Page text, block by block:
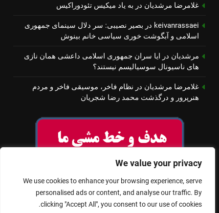
We value your privacy
We use cookies to enhance your browsing experience, serve
personalised ads or content, and analyse our traffic. By
clicking "Accept All", you consent to our use of cookies.
غلامرضا مرشدیان در به یاد میكیس تئودوراكیس
keivanrassaei در بصیر نصیبی: سر دلال سینمای جمهوری
اسلامی و آبگوشت خوری سیاسی خانم بینوش
مرشدیان در ایا سران جمهوری اسلامی داعشی همان نازی
های ناسیونال سوسیالیسم نیستند؟
غلامرضا مرشدیان در نظام فاخر، موسیقی فاخر و مردم
هنرپرور و درگذشت محمد رضا شجریان